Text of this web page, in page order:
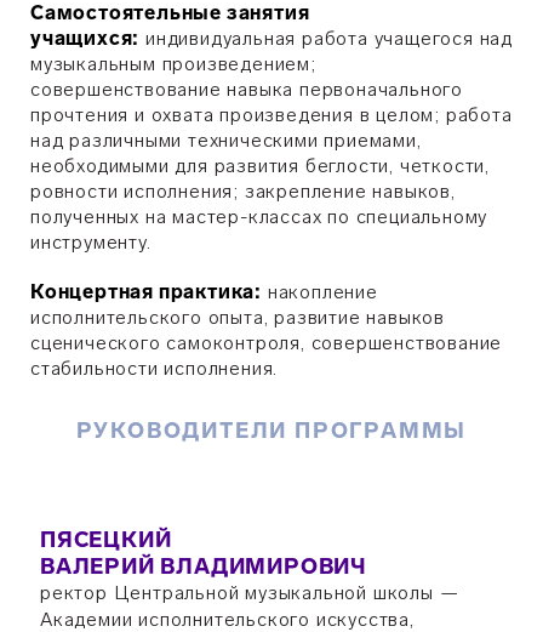
Самостоятельные занятия
учащихся: индивидуальная работа учащегося над
музыкальным произведением;
совершенствование навыка первоначального
прочтения и охвата произведения в целом; работа
над различными техническими приемами,
необходимыми для развития беглости, четкости,
ровности исполнения; закрепление навыков,
полученных на мастер-классах по специальному
инструменту.
Концертная практика: накопление
исполнительского опыта, развитие навыков
сценического самоконтроля, совершенствование
стабильности исполнения.
РУКОВОДИТЕЛИ ПРОГРАММЫ
ПЯСЕЦКИЙ
ВАЛЕРИЙ ВЛАДИМИРОВИЧ
ректор Центральной музыкальной школы —
Академии исполнительского искусства,